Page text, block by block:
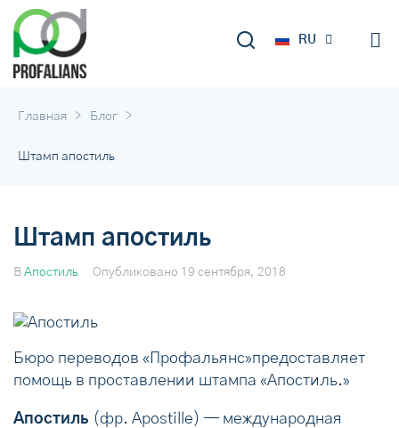
RU
DE
Главная > Блог >
Штамп апостиль
Штамп апостиль
В Апостиль Опубликовано 19 сентября, 2018
Бюро переводов «Профальянс»предоставляет
помощь в проставлении штампа «Апостиль.»
Апостиль (фр. Apostille) — международная